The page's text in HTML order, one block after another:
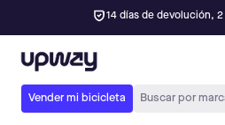
14 días de devolución,
Upway
Vender mi bicicleta Buscar por